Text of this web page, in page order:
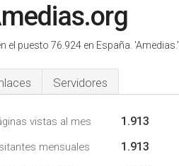
el puesto 76.924 en España. 'Amedias.'
Servidores
vistas al mes 1.913
mensuales 1.913